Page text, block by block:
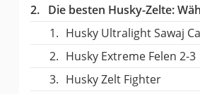
Die besten Husky-Zelte:
Husky Ultralight Sawaj
Husky Extreme Felen 2-3
Husky Zelt Fighter